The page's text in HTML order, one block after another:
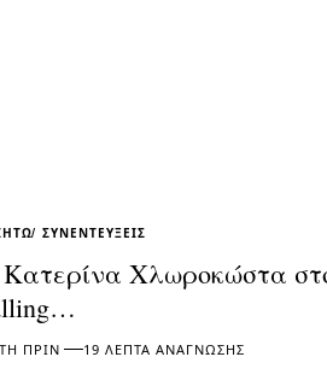
ΣΥΝΕΝΤΕΎΞΕΙΣ
Χλωροκώστα
ΠΡΙΝ 19 ΛΕΠΤΆ ΑΝΆΓΝΩΣΗΣ